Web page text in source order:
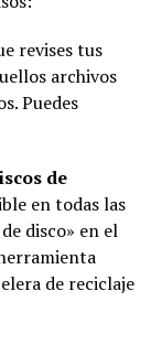
revises tus
archivos
Puedes
de
en todas las
disco» en el
de reciclaje